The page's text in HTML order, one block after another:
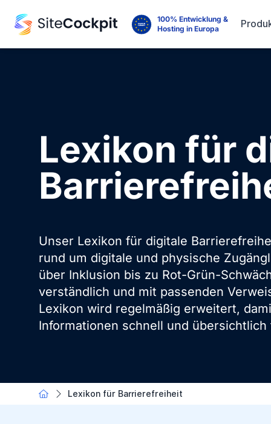
100% Entwicklung &
Hosting in Europa
Lexikon für
Unser Lexikon für digitale
rund um digitale und physische
über Inklusion bis zu Rot-Grün-
verständlich und mit passenden
Lexikon wird regelmäßig erweitert,
Informationen schnell und übersichtlich
Lexikon für Barrierefreiheit